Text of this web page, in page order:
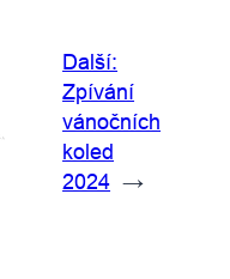
Další:
Zpívání
vánočních
koled
2024 →